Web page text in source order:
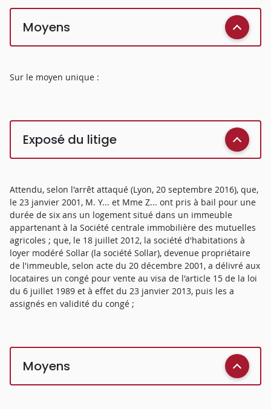
Moyens
Sur le moyen unique :
Exposé du litige
Attendu, selon l'arrêt attaqué (Lyon, 20 septembre 2016), que,
le 23 janvier 2001, M. Y... et Mme Z... ont pris à bail pour une
durée de six ans un logement situé dans un immeuble
appartenant à la Société centrale immobilière des mutuelles
agricoles ; que, le 18 juillet 2012, la société d'habitations à
loyer modéré Sollar (la société Sollar), devenue propriétaire
de l'immeuble, selon acte du 20 décembre 2001, a délivré aux
locataires un congé pour vente au visa de l'article 15 de la loi
du 6 juillet 1989 et à effet du 23 janvier 2013, puis les a
assignés en validité du congé ;
Moyens